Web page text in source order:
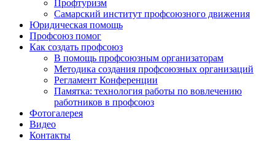
Профтуризм
Самарский институт профсоюзного движения
Юридическая помощь
Профсоюз помог
Как создать профсоюз
В помощь профсоюзным организаторам
Методика создания профсоюзных организаций
Регламент Конференции
Памятка: технология работы по вовлечению
работников в профсоюз
Фотогалерея
Видео
Контакты